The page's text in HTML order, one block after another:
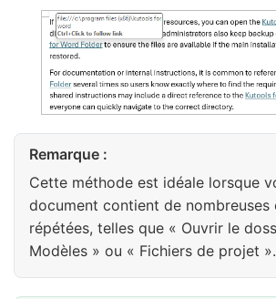
Remarque :
Cette méthode est idéale lorsque
document contient de nombreuses
répétées, telles que « Ouvrir le
Modèles » ou « Fichiers de projet ».